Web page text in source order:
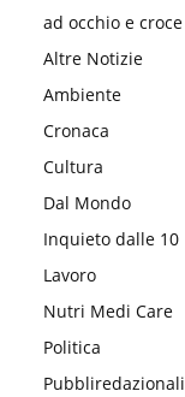
ad occhio e croce
Altre Notizie
Ambiente
Cronaca
Cultura
Dal Mondo
Inquieto dalle 10
Lavoro
Nutri Medi Care
Politica
Pubbliredazionali